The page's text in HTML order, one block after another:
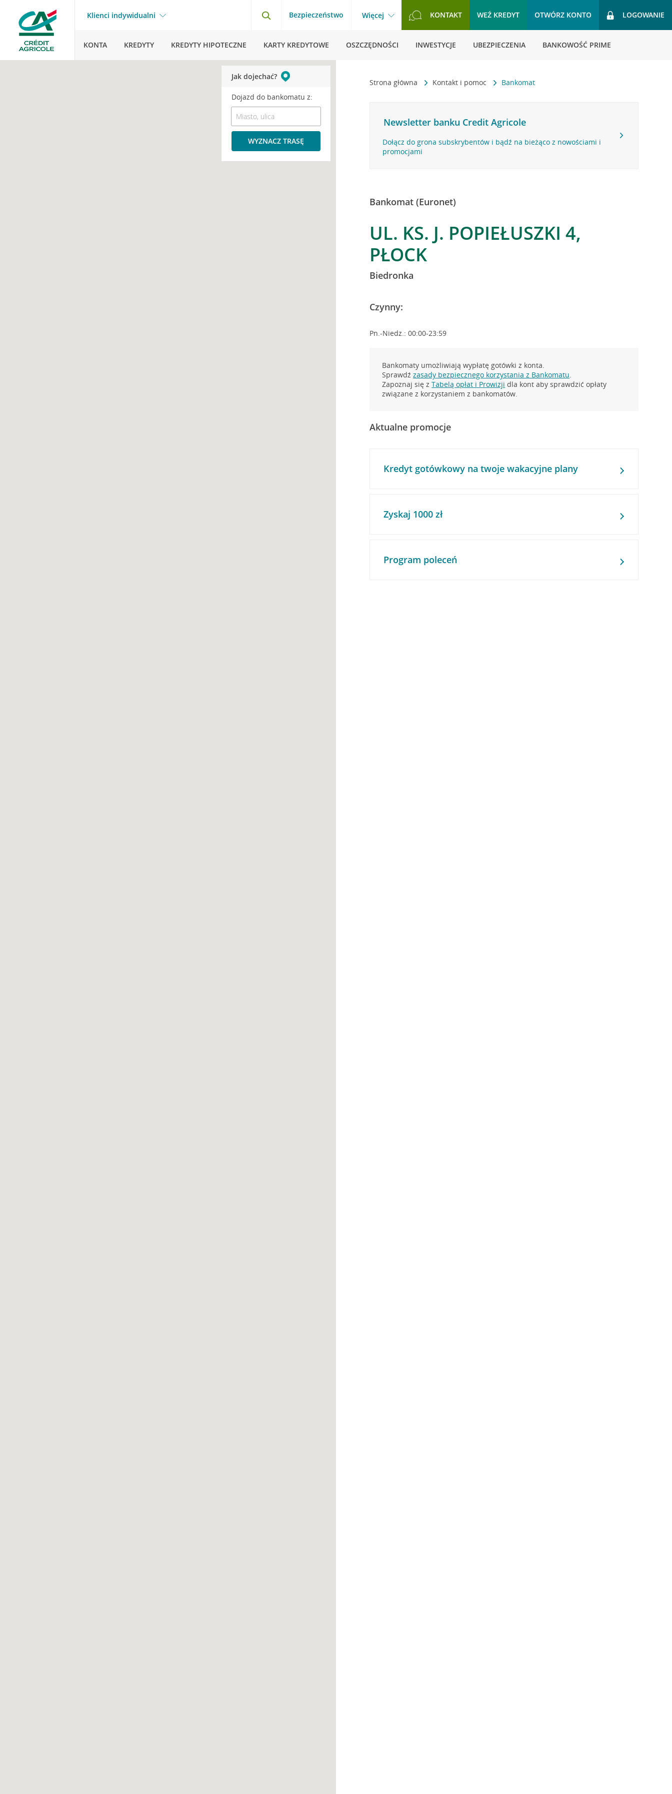
Klienci indywidualni Bezpieczeństwo Więcej KONTAKT WEŹ KREDYT OTWÓRZ KONTO LOGOWANIE
KONTA KREDYTY KREDYTY HIPOTECZNE KARTY KREDYTOWE OSZCZĘDNOŚCI INWESTYCJE UBEZPIECZENIA BANKOWOŚĆ PRIME
Strona główna Kontakt i pomoc Bankomat
Newsletter banku Credit Agricole
Dołącz do grona subskrybentów i bądź na bieżąco z nowościami i
promocjami
Bankomat (Euronet)
UL. KS. J. POPIEŁUSZKI 4,
PŁOCK
Biedronka
Czynny:
Pn.-Niedz.: 00:00-23:59
Bankomaty umożliwiają wypłatę gotówki z konta.
Sprawdźzasady bezpiecznego korzystania z Bankomatu.
Zapoznaj się zTabelą opłat i Prowizji dla kont aby sprawdzić opłaty
związane z korzystaniem z bankomatów.
Aktualne promocje
Kredyt gotówkowy na twoje wakacyjne plany
Zyskaj 1000 zł
Program poleceń
Jak dojechać?
Dojazd do bankomatu z:
WYZNACZ TRASĘ